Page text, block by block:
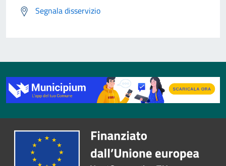
Segnala disservizio